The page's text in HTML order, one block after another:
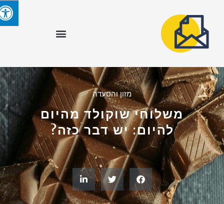
מזון והסעדה
משלוחי שוקולד מהיום
להיום: יש דבר כזה?